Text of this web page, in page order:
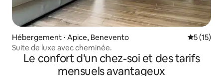
Hébergement ⋅ Apice, Benevento
5 (15)
Suite de luxe avec cheminée.
Le confort d'un chez-soi et des tarifs
mensuels avantageux